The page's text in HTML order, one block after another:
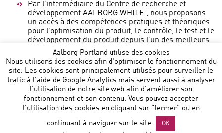
Par l’intermédiaire du Centre de recherche et
développement AALBORG WHITE , nous proposons
un accès à des compétences pratiques et théoriques
pour l’optimisation du produit, le contrôle, le test et le
développement du produit depuis l’un des meilleurs
centres de recherche au monde pour le ciment blanc.
Aalborg Portland utilise des cookies
Nous utilisons des cookies afin d'optimiser le fonctionnement du
site. Les cookies sont principalement utilisés pour surveiller le
trafic à l'aide de Google Analytics mais servent aussi à analyser
l'utilisation de notre site web afin d'améliorer son
fonctionnement et son contenu. Vous pouvez accepter
l'utilisation des cookies en cliquant sur "fermer" ou en
continuant à naviguer sur le site. OK
Aalborg Portland Belgium NV
:: Noorderlaan 147 B 9 :: B-
2030 Antwerp :: T: +32 472864729 ::